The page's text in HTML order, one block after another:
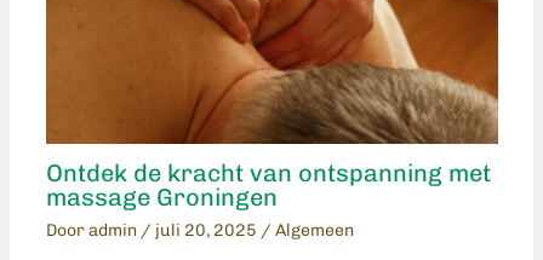
Ontdek de kracht van ontspanning met
massage Groningen
Door admin / juli 20, 2025 / Algemeen